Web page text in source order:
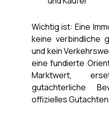
Wichtig ist: Eine
keine verbindliche
und kein
eine fundierte
Marktwert,
gutachterliche
offizielles